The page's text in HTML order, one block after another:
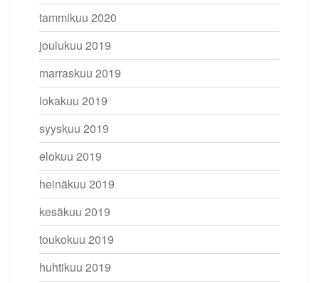
tammikuu 2020
joulukuu 2019
marraskuu 2019
lokakuu 2019
syyskuu 2019
elokuu 2019
heinäkuu 2019
kesäkuu 2019
toukokuu 2019
huhtikuu 2019